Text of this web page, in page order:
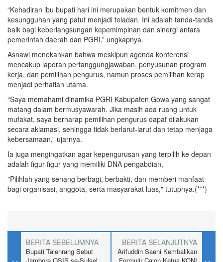
“Kehadiran ibu bupati hari ini merupakan bentuk komitmen dan
kesungguhan yang patut menjadi teladan. Ini adalah tanda-tanda
baik bagi keberlangsungan kepemimpinan dan sinergi antara
pemerintah daerah dan PGRI,” ungkapnya.
Asnawi menekankan bahwa meskipun agenda konferensi
mencakup laporan pertanggungjawaban, penyusunan program
kerja, dan pemilihan pengurus, namun proses pemilihan kerap
menjadi perhatian utama.
“Saya memahami dinamika PGRI Kabupaten Gowa yang sangat
matang dalam bermusyawarah. Jika masih ada ruang untuk
mufakat, saya berharap pemilihan pengurus dapat dilakukan
secara aklamasi, sehingga tidak berlarut-larut dan tetap menjaga
kebersamaan,” ujarnya.
Ia juga mengingatkan agar kepengurusan yang terpilih ke depan
adalah figur-figur yang memiliki DNA pengabdian,
"Pilihlah yang senang berbagi, berbakti, dan memberi manfaat
bagi organisasi, anggota, serta masyarakat luas," tutupnya.(***)
BERITA SEBELUMNYA
Bupati Talenrang Sebut
BERITA SELANJUTNYA
Arifuddin Saeni Kembalikan